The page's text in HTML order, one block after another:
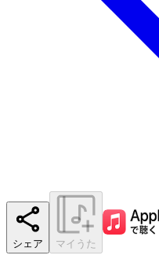
シェア マイうた